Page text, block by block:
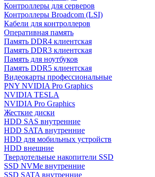
Контроллеры для серверов
Контроллеры Broadcom (LSI)
Кабели для контроллеров
Оперативная память
Память DDR4 клиентская
Память DDR3 клиентская
Память для ноутбуков
Память DDR5 клиентская
Видеокарты профессиональные
PNY NVIDIA Pro Graphics
NVIDIA TESLA
NVIDIA Pro Graphics
Жесткие диски
HDD SAS внутренние
HDD SATA внутренние
HDD для мобильных устройств
HDD внешние
Твердотельные накопители SSD
SSD NVMe внутренние
SSD SATA внутренние